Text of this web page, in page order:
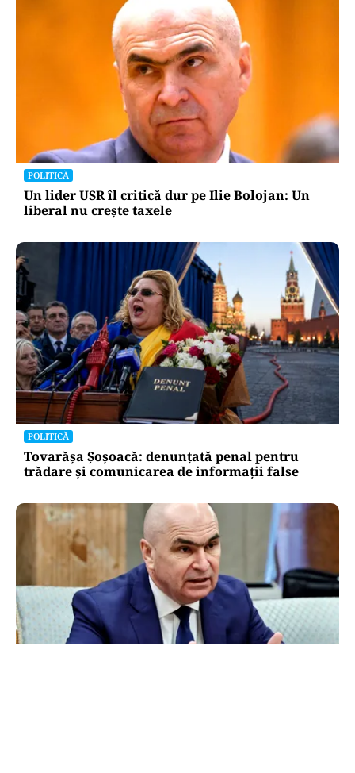
POLITICĂ
Un lider USR îl critică dur pe Ilie Bolojan: Un
liberal nu crește taxele
POLITICĂ
Tovarășa Șoșoacă: denunțată penal pentru
trădare și comunicarea de informații false